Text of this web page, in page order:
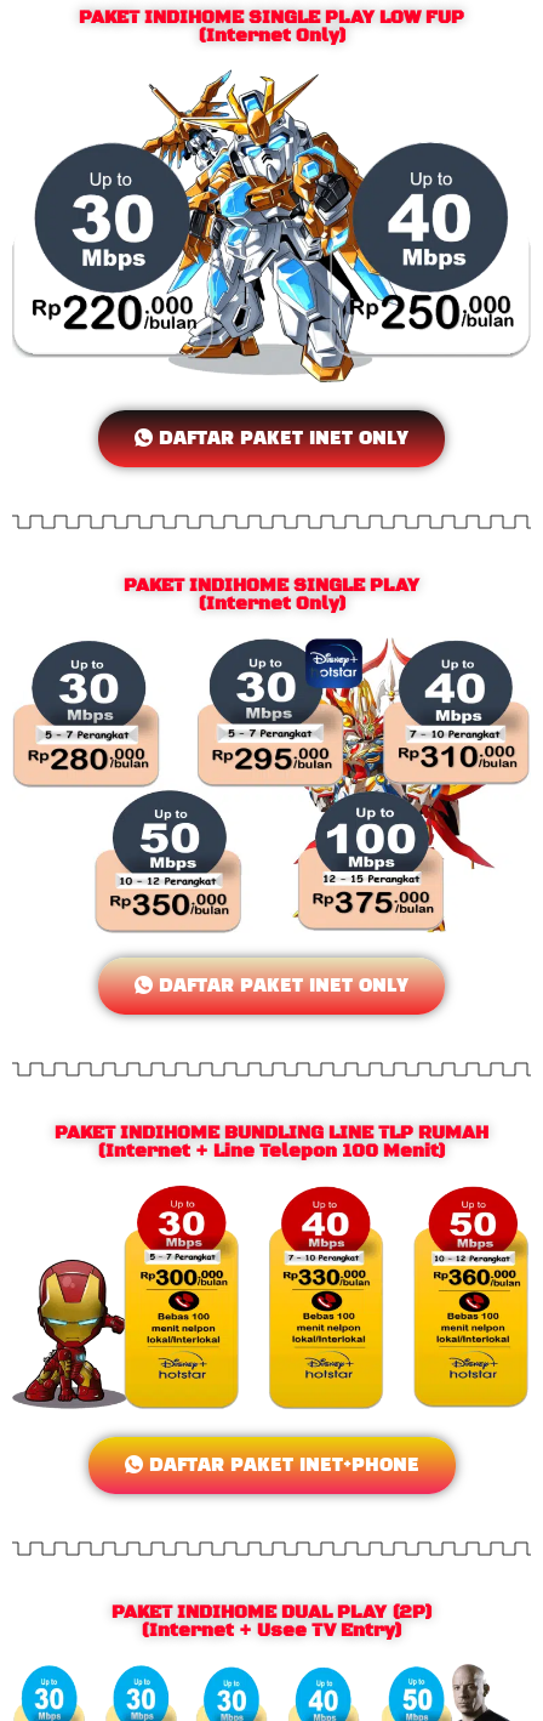
PAKET INDIHOME SINGLE PLAY LOW FUP
(Internet Only)
DAFTAR PAKET INET ONLY
PAKET INDIHOME SINGLE PLAY
(Internet Only)
DAFTAR PAKET INET ONLY
PAKET INDIHOME BUNDLING LINE TLP RUMAH
(Internet + Line Telepon 100 Menit)
DAFTAR PAKET INET+PHONE
PAKET INDIHOME DUAL PLAY (2P)
(Internet + Usee TV Entry)